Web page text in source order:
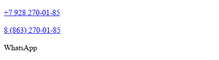
+7 928 270-01-85
8 (863) 270-01-85
WhatsApp